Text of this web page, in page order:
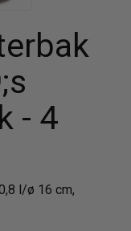
- 4
l/ø 16 cm,